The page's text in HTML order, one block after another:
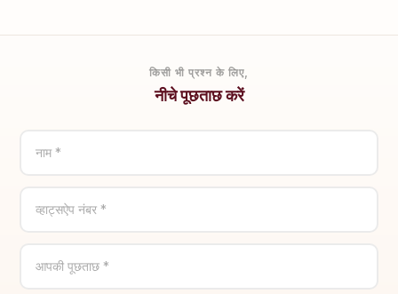
किसी भी प्रश्न के लिए,
नीचे पूछताछ करें
नाम *
व्हाट्सऐप नंबर *
आपकी पूछताछ *